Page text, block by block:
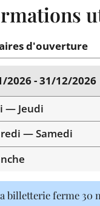
d'ouverture
2026 - 31/12/2026
— Jeudi
— Samedi
billetterie ferme 30